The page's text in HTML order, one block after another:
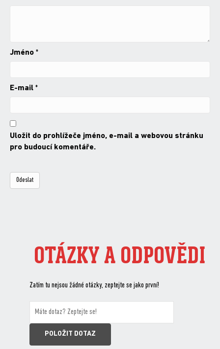
Jméno *
E-mail *
Uložit do prohlížeče jméno, e-mail a webovou stránku
pro budoucí komentáře.
OTÁZKY A ODPOVĚDI
Zatím tu nejsou žádné otázky, zeptejte se jako první!